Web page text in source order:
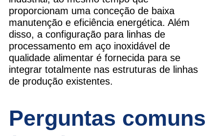
proporcionam uma conceção de baixa
manutenção e eficiência energética. Além
disso, a configuração para linhas de
processamento em aço inoxidável de
qualidade alimentar é fornecida para se
integrar totalmente nas estruturas de linhas
de produção existentes.
Perguntas comuns